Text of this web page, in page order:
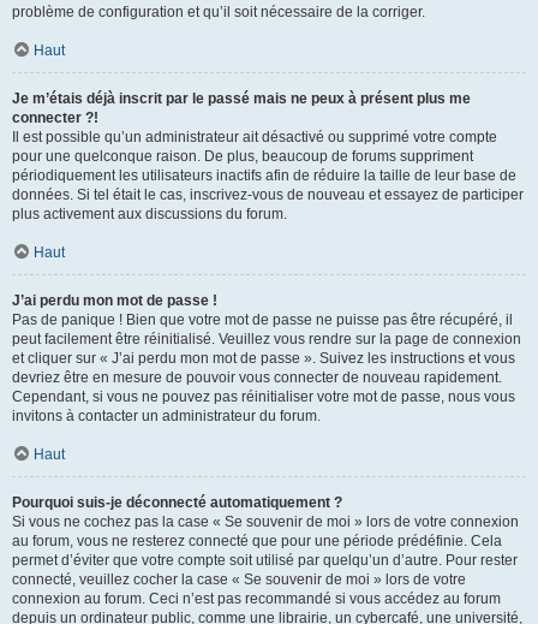
problème de configuration et qu’il soit nécessaire de la corriger.
Haut
Je m’étais déjà inscrit par le passé mais ne peux à présent plus me
connecter ?!
Il est possible qu’un administrateur ait désactivé ou supprimé votre compte
pour une quelconque raison. De plus, beaucoup de forums suppriment
périodiquement les utilisateurs inactifs afin de réduire la taille de leur base de
données. Si tel était le cas, inscrivez-vous de nouveau et essayez de participer
plus activement aux discussions du forum.
Haut
J’ai perdu mon mot de passe !
Pas de panique ! Bien que votre mot de passe ne puisse pas être récupéré, il
peut facilement être réinitialisé. Veuillez vous rendre sur la page de connexion
et cliquer sur « J’ai perdu mon mot de passe ». Suivez les instructions et vous
devriez être en mesure de pouvoir vous connecter de nouveau rapidement.
Cependant, si vous ne pouvez pas réinitialiser votre mot de passe, nous vous
invitons à contacter un administrateur du forum.
Haut
Pourquoi suis-je déconnecté automatiquement ?
Si vous ne cochez pas la case « Se souvenir de moi » lors de votre connexion
au forum, vous ne resterez connecté que pour une période prédéfinie. Cela
permet d’éviter que votre compte soit utilisé par quelqu’un d’autre. Pour rester
connecté, veuillez cocher la case « Se souvenir de moi » lors de votre
connexion au forum. Ceci n’est pas recommandé si vous accédez au forum
depuis un ordinateur public, comme une librairie, un cybercafé, une université,